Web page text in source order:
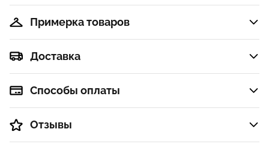
Примерка товаров
Доставка
Способы оплаты
Отзывы